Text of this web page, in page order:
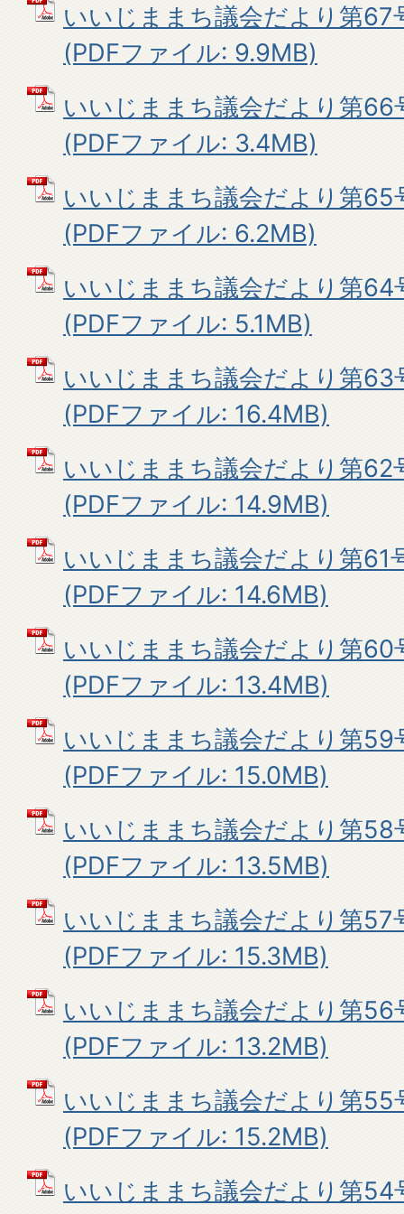
いいじままち議会だより第67
(PDFファイル: 9.9MB)
いいじままち議会だより第66
(PDFファイル: 3.4MB)
いいじままち議会だより第65
(PDFファイル: 6.2MB)
いいじままち議会だより第64
(PDFファイル: 5.1MB)
いいじままち議会だより第63
(PDFファイル: 16.4MB)
いいじままち議会だより第62
(PDFファイル: 14.9MB)
いいじままち議会だより第61
(PDFファイル: 14.6MB)
いいじままち議会だより第60
(PDFファイル: 13.4MB)
いいじままち議会だより第59
(PDFファイル: 15.0MB)
いいじままち議会だより第58
(PDFファイル: 13.5MB)
いいじままち議会だより第57
(PDFファイル: 15.3MB)
いいじままち議会だより第56
(PDFファイル: 13.2MB)
いいじままち議会だより第55
(PDFファイル: 15.2MB)
いいじままち議会だより第54